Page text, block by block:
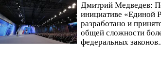
Дмитрий Медведев:
инициативе «Единой
разработано и
общей сложности
федеральных